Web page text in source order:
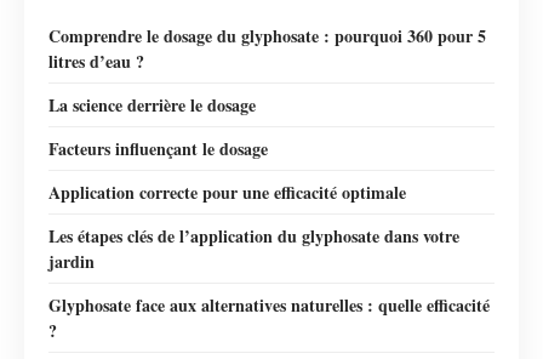
Comprendre le dosage du glyphosate : pourquoi 360 pour 5
litres d’eau ?
La science derrière le dosage
Facteurs influençant le dosage
Application correcte pour une efficacité optimale
Les étapes clés de l’application du glyphosate dans votre
jardin
Glyphosate face aux alternatives naturelles : quelle efficacité
?